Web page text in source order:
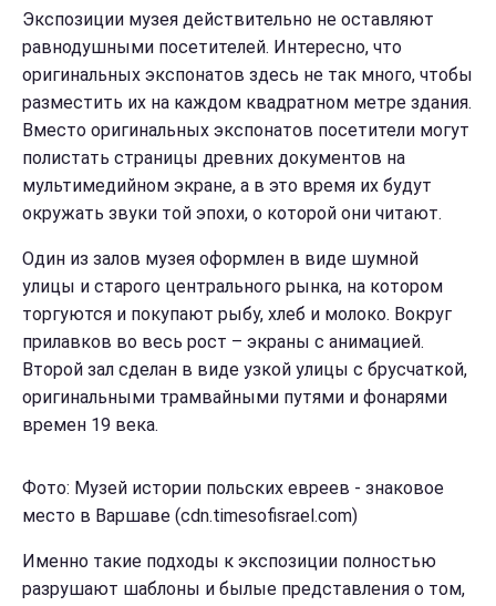
Экспозиции музея действительно не оставляют
равнодушными посетителей. Интересно, что
оригинальных экспонатов здесь не так много, чтобы
разместить их на каждом квадратном метре здания.
Вместо оригинальных экспонатов посетители могут
полистать страницы древних документов на
мультимедийном экране, а в это время их будут
окружать звуки той эпохи, о которой они читают.
Один из залов музея оформлен в виде шумной
улицы и старого центрального рынка, на котором
торгуются и покупают рыбу, хлеб и молоко. Вокруг
прилавков во весь рост – экраны с анимацией.
Второй зал сделан в виде узкой улицы с брусчаткой,
оригинальными трамвайными путями и фонарями
времен 19 века.
Фото: Музей истории польских евреев - знаковое
место в Варшаве (cdn.timesofisrael.com)
Именно такие подходы к экспозиции полностью
разрушают шаблоны и былые представления о том,